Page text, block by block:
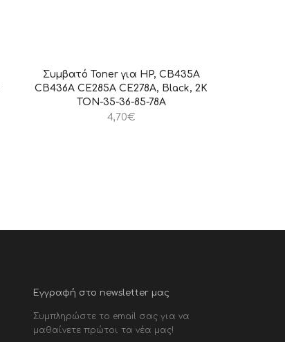
Συμβατό Toner για HP, CB435A
CB436A CE285A CE278A, Black, 2K
TON-35-36-85-78A
4,70€
Εγγραφή στο newsletter μας
Συμπληρώστε το email σας για να
μαθαίνετε πρώτοι τα νέα μας!